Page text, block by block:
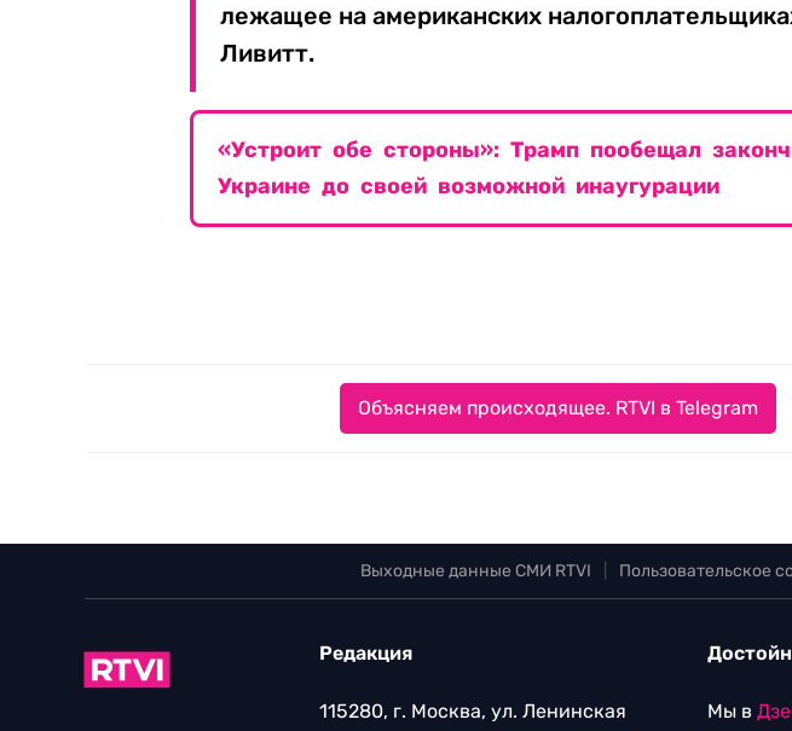
лежащее на американских
Ливитт.
«Устроит обе стороны»: Трамп пообещал
Украине до своей возможной инаугурации
Объясняем происходящее. RTVI в Telegram
Выходные данные СМИ RTVI Пользовательское
Редакция
115280, г. Москва, ул. Ленинская
Мы в